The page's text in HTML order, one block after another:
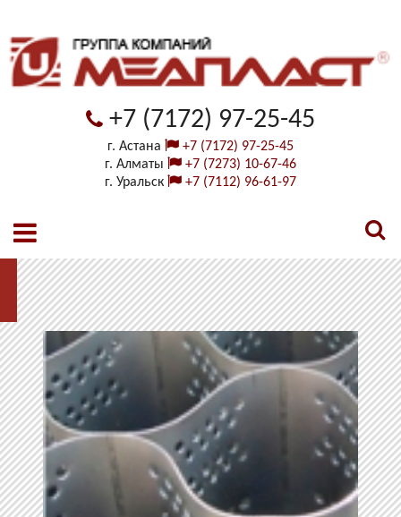
+7 (7172) 97-25-45
г. Астана
+7 (7172) 97-25-45
г. Алматы
+7 (7273) 10-67-46
г. Уральск
+7 (7112) 96-61-97